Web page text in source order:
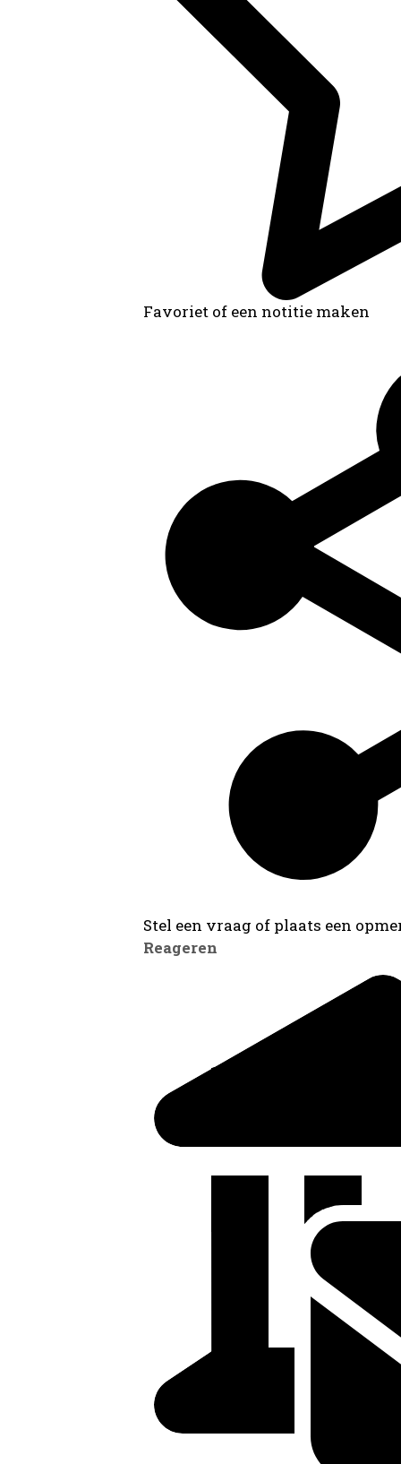
Favoriet of een notitie maken
Stel een vraag of plaats een
Reageren